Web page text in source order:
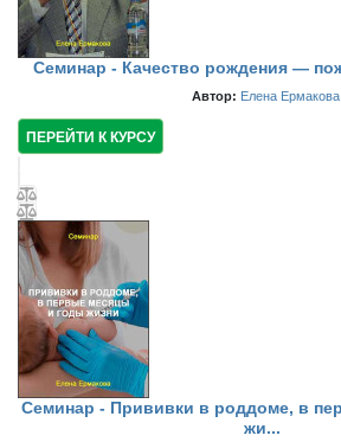
Семинар - Качество рождения —
Автор: Елена Ермакова
ПЕРЕЙТИ К КУРСУ
Семинар - Прививки в роддоме, в
жи...